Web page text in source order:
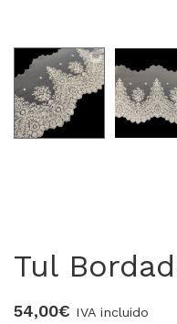
Valenciennes y alençon
Tira Bordada
Delantales
Conjuntos Batista
Tul
54,00€ IVA incluido